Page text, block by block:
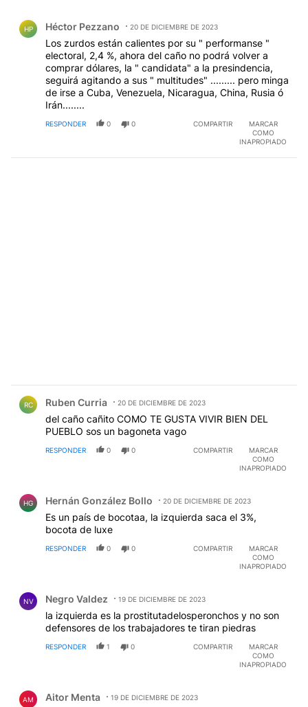
HP Héctor Pezzano 20 DE DICIEMBRE DE 2023
Los zurdos están calientes por su " performanse "
electoral, 2,4 %, ahora del caño no podrá volver a
comprar dólares, la " candidata" a la presindencia,
seguirá agitando a sus " multitudes" ......... pero minga
de irse a Cuba, Venezuela, Nicaragua, China, Rusia ó
Irán........
RESPONDER 0 0 COMPARTIR
MARCAR
COMO
INAPROPIADO
RC Ruben Curria 20 DE DICIEMBRE DE 2023
del caño cañito COMO TE GUSTA VIVIR BIEN DEL
PUEBLO sos un bagoneta vago
RESPONDER 0 0 COMPARTIR
MARCAR
COMO
INAPROPIADO
HG Hernán González Bollo 20 DE DICIEMBRE DE 2023
Es un país de bocotaa, la izquierda saca el 3%,
bocota de luxe
RESPONDER 0 0 COMPARTIR
MARCAR
COMO
INAPROPIADO
NV Negro Valdez 19 DE DICIEMBRE DE 2023
la izquierda es la prostitutadelosperonchos y no son
defensores de los trabajadores te tiran piedras
RESPONDER 1 0 COMPARTIR
MARCAR
COMO
INAPROPIADO
AM Aitor Menta 19 DE DICIEMBRE DE 2023